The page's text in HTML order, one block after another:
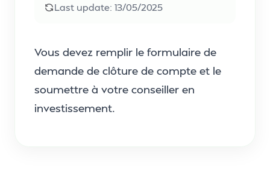
Last update: 13/05/2025
Vous devez remplir le formulaire de
demande de clôture de compte et le
soumettre à votre conseiller en
investissement.